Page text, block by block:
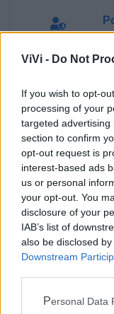
ViVi - Do Not
If you wish to opt-
processing of your
targeted
section to confirm
opt-out request is
interest-based ads
us or personal
your opt-out. You
disclosure of your
IAB’s list of
also be disclosed
Downstream
Personal